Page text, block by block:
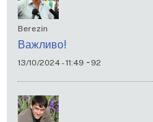
Berezin
Важливо!
13/10/2024 - 11:49 - 92